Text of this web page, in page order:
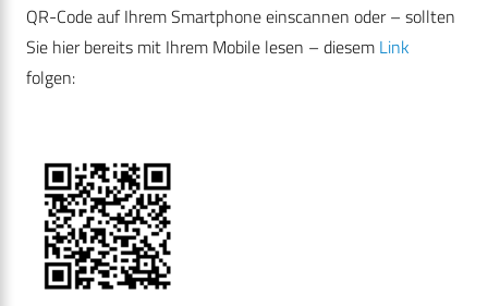
QR-Code auf Ihrem Smartphone einscannen oder – sollten
Sie hier bereits mit Ihrem Mobile lesen – diesem Link
folgen: